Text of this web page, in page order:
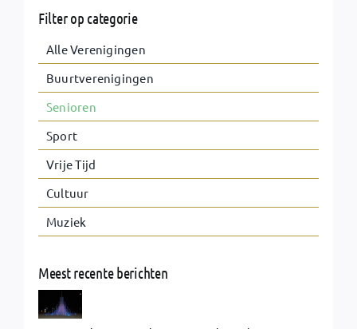
Filter op categorie
Alle Verenigingen
Buurtverenigingen
Senioren
Sport
Vrije Tijd
Cultuur
Muziek
Meest recente berichten